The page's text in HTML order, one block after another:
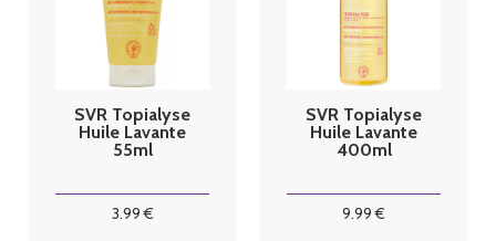
SVR Topialyse
Huile Lavante
55ml
3.99€
SVR Topialyse
Huile Lavante
400ml
9.99 €